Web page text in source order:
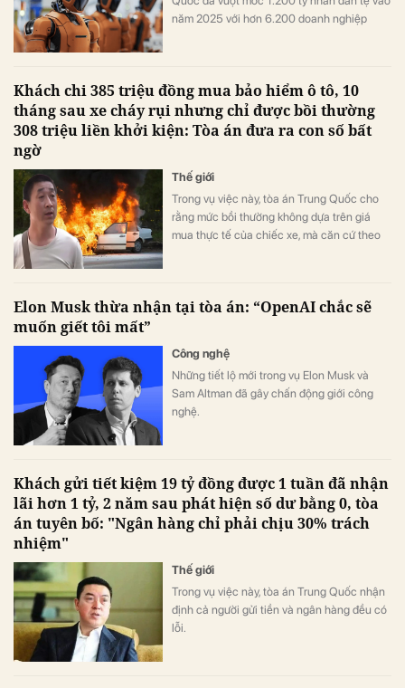
năm 2025 với hơn 6.200 doanh nghiệp
Khách chi 385 triệu đồng mua bảo hiểm ô tô, 10
tháng sau xe cháy rụi nhưng chỉ được bồi thường
308 triệu liền khởi kiện: Tòa án đưa ra con số bất
ngờ
Thế giới
Trong vụ việc này, tòa án Trung Quốc cho
rằng mức bồi thường không dựa trên giá
mua thực tế của chiếc xe, mà căn cứ theo
Elon Musk thừa nhận tại tòa án: “OpenAI chắc sẽ
muốn giết tôi mất”
Công nghệ
Những tiết lộ mới trong vụ Elon Musk và
Sam Altman đã gây chấn động giới công
nghệ.
Khách gửi tiết kiệm 19 tỷ đồng được 1 tuần đã nhận
lãi hơn 1 tỷ, 2 năm sau phát hiện số dư bằng 0, tòa
án tuyên bố: "Ngân hàng chỉ phải chịu 30% trách
nhiệm"
Thế giới
Trong vụ việc này, tòa án Trung Quốc nhận
định cả người gửi tiền và ngân hàng đều có
lỗi.